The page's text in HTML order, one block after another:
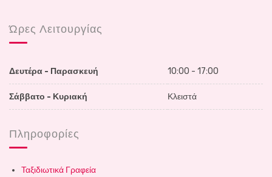
Ώρες Λειτουργίας
Δευτέρα - Παρασκευή 10:00 - 17:00
Σάββατο - Κυριακή Κλειστά
Πληροφορίες
Ταξιδιωτικά Γραφεία